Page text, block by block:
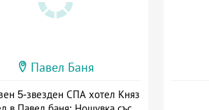
Павел Баня
5-звезден СПА хотел Княз